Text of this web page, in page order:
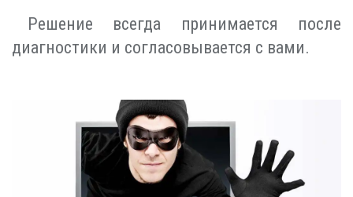
Решение всегда принимается после
диагностики и согласовывается с вами.